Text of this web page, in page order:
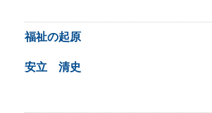
福祉の起原
安立 清史